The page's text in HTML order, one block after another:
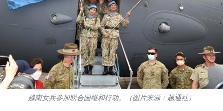
国际
旅游
友谊桥梁
史海
多功能媒体
越南女兵参加联合国维和行动。（图片来源：越通社）